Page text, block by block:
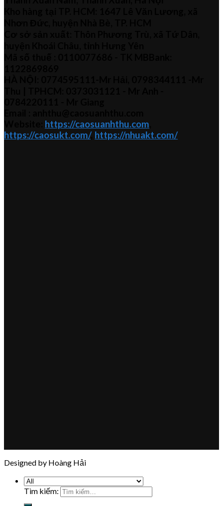
https://caosuanhthu.com
https://caosukt.com/, https://nhuakt.com/
Designed by Hoàng Hải
Tìm kiếm: